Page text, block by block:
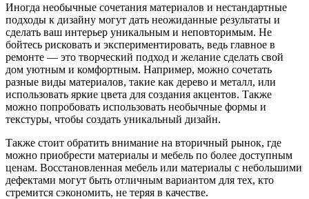
Иногда необычные сочетания материалов и нестандартные
подходы к дизайну могут дать неожиданные результаты и
сделать ваш интерьер уникальным и неповторимым. Не
бойтесь рисковать и экспериментировать, ведь главное в
ремонте — это творческий подход и желание сделать свой
дом уютным и комфортным. Например, можно сочетать
разные виды материалов, такие как дерево и металл, или
использовать яркие цвета для создания акцентов. Также
можно попробовать использовать необычные формы и
текстуры, чтобы создать уникальный дизайн.
Также стоит обратить внимание на вторичный рынок, где
можно приобрести материалы и мебель по более доступным
ценам. Восстановленная мебель или материалы с небольшими
дефектами могут быть отличным вариантом для тех, кто
стремится сэкономить, не теряя в качестве.